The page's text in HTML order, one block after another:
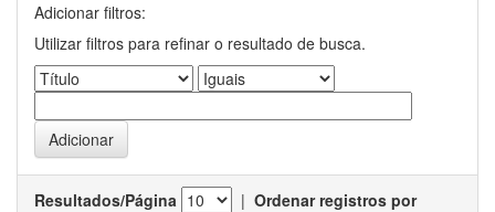
Adicionar filtros:
Utilizar filtros para refinar o resultado de busca.
Resultados/Página | Ordenar registros por